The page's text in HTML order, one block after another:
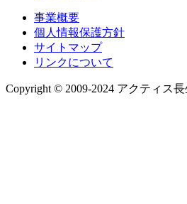
事業概要
個人情報保護方針
サイトマップ
リンクについて
Copyright © 2009-2024 アクティス長